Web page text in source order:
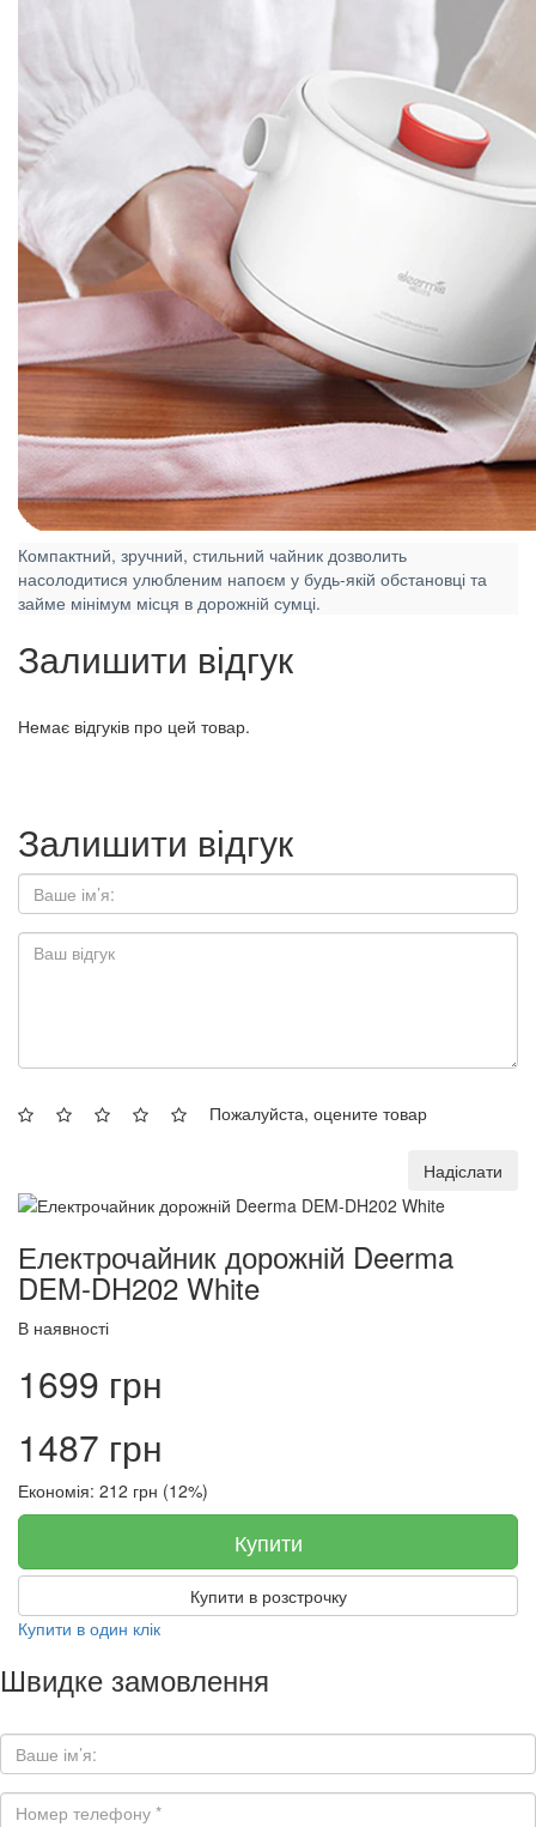
Компактний, зручний, стильний чайник дозволить
насолодитися улюбленим напоєм у будь-якій обстановці та
займе мінімум місця в дорожній сумці.
Залишити відгук
Немає відгуків про цей товар.
Залишити відгук
Пожалуйста, оцените товар
Надіслати
Електрочайник дорожній Deerma
DEM-DH202 White
В наявності
1699 грн
1487 грн
Економія: 212 грн (12%)
Купити
Купити в розстрочку
Купити в один клік
Швидке замовлення